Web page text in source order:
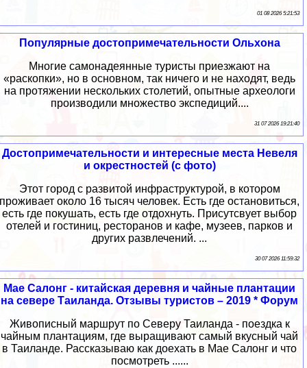
01 08 2026 5:21:53
Популярные достопримечательности Ольхона
Многие самонадеянные туристы приезжают на
«раскопки», но в основном, так ничего и не находят, ведь
на протяжении нескольких столетий, опытные археологи
производили множество экспедиций....
31 07 2026 19:21:40
Достопримечательности и интересные места Невеля
и окрестностей (с фото)
Этот город с развитой инфраструктурой, в котором
проживает около 16 тысяч человек. Есть где остановиться,
есть где покушать, есть где отдохнуть. Присутсвует выбор
отелей и гостиниц, ресторанов и кафе, музеев, парков и
других развлечений. ...
30 07 2026 11:59:32
Мае Салонг - китайская деревня и чайные плантации
на севере Таиланда. Отзывы туристов – 2019 * Форум
Живописный маршрут по Северу Таиланда - поездка к
чайным плантациям, где выращивают самый вкусный чай
в Таиланде. Рассказываю как доехать в Мае Салонг и что
посмотреть ......